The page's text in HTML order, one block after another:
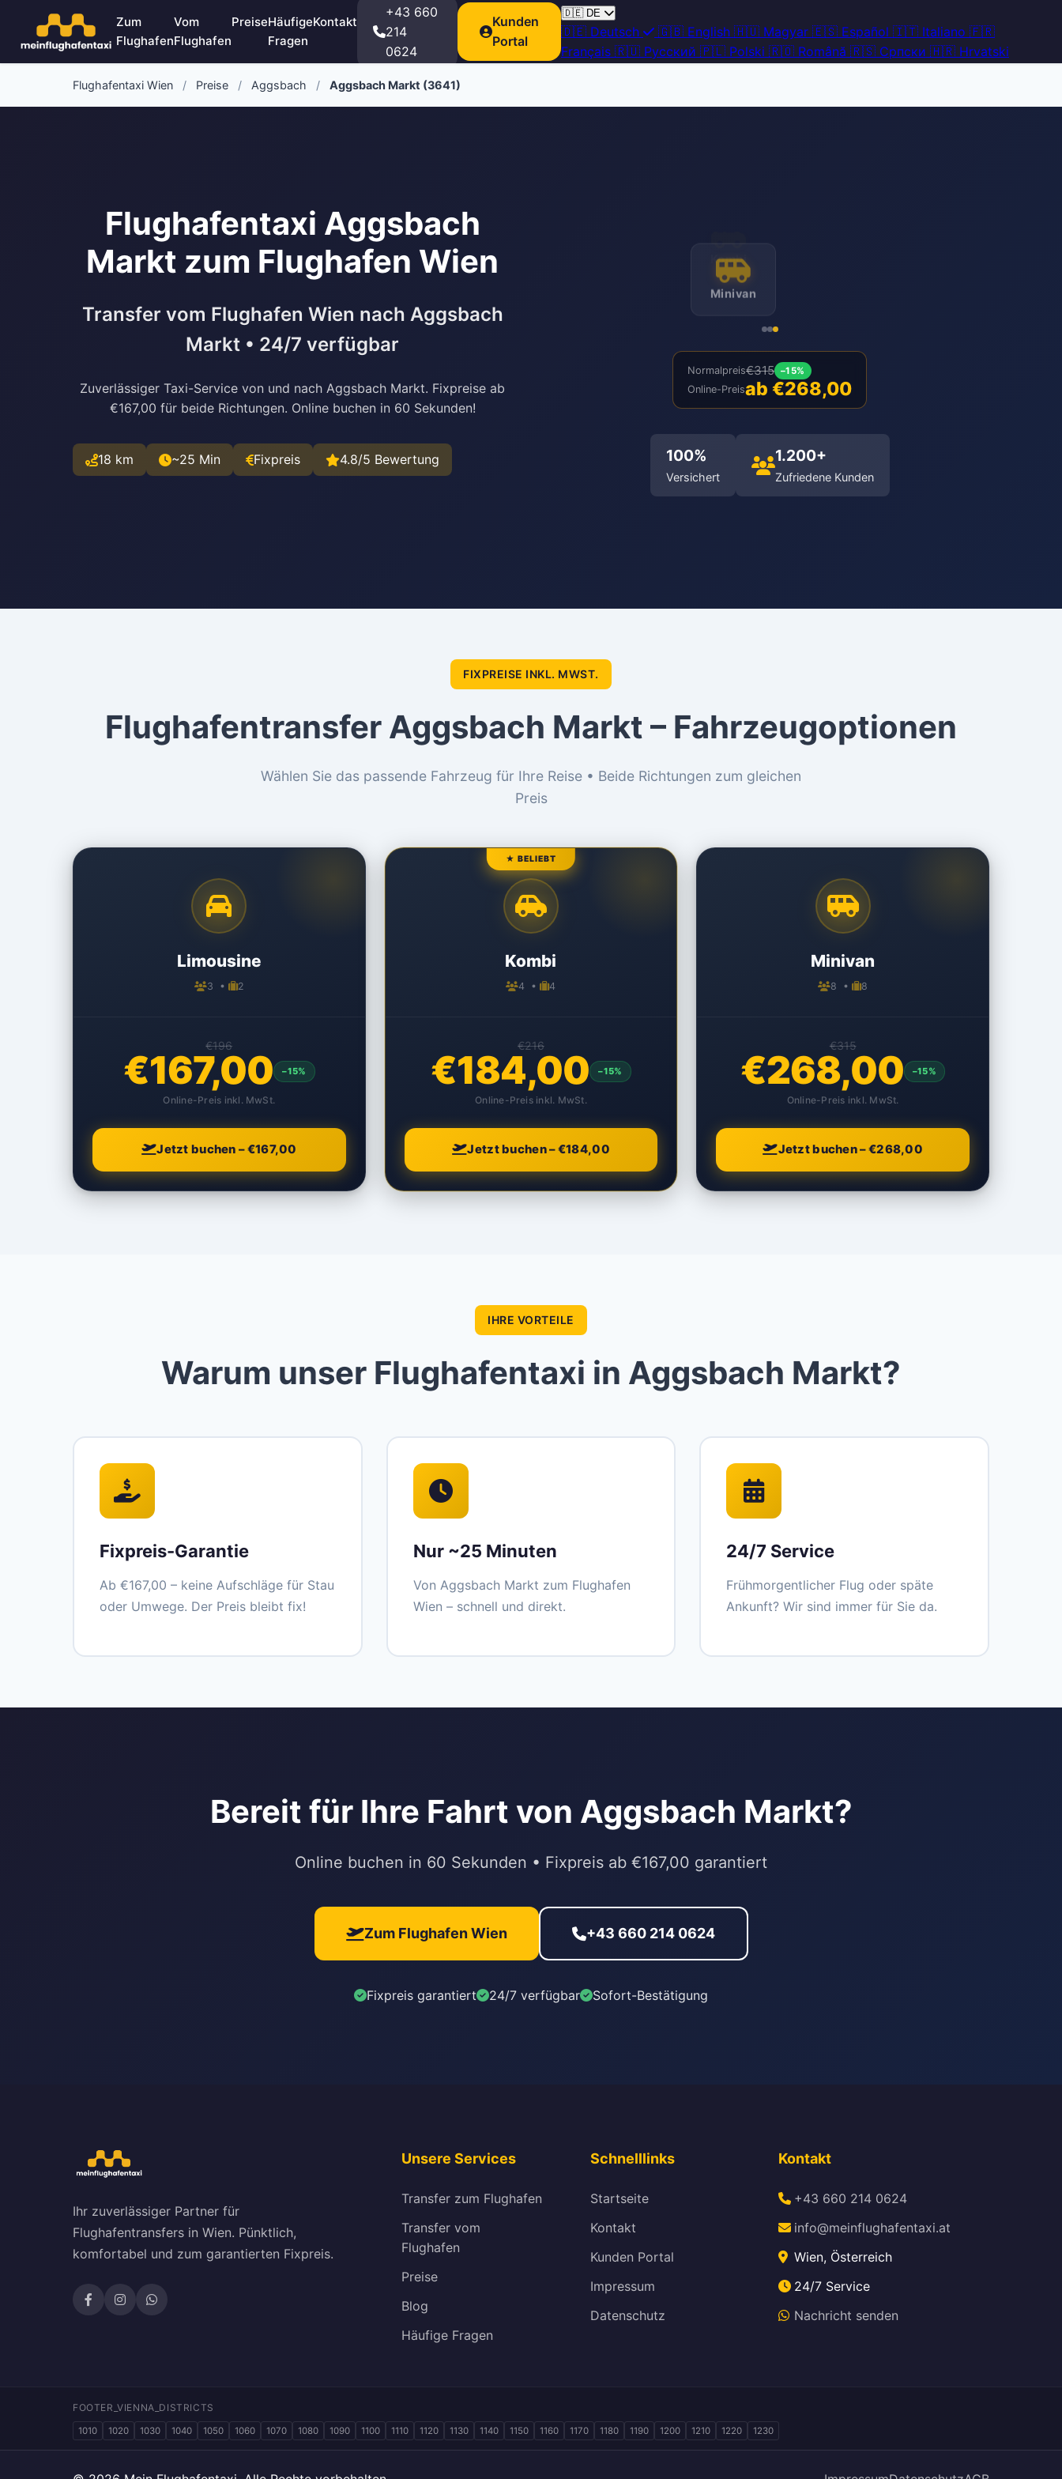
Zum
Flughafen
Vom
Flughafen
PreiseHäufige
Fragen
Kontakt
+43 660
214
0624
Kunden
Portal
🇩🇪 DE
🇩🇪 Deutsch 🇬🇧 English 🇭🇺 Magyar 🇪🇸 Español 🇮🇹 Italiano 🇫🇷
Français 🇷🇺 Русский 🇵🇱 Polski 🇷🇴 Română 🇷🇸 Српски 🇭🇷 Hrvatski
Flughafentaxi Wien / Preise / Aggsbach / Aggsbach Markt (3641)
Flughafentaxi Aggsbach
Markt zum Flughafen Wien
Transfer vom Flughafen Wien nach Aggsbach
Markt • 24/7 verfügbar
Zuverlässiger Taxi-Service von und nach Aggsbach Markt. Fixpreise ab
€167,00 für beide Richtungen. Online buchen in 60 Sekunden!
18 km ~25 Min Fixpreis 4.8/5 Bewertung
Minivan
Normalpreis€315 –15%
Online-Preisab €268,00
100%
Versichert
1.200+
Zufriedene Kunden
FIXPREISE INKL. MWST.
Flughafentransfer Aggsbach Markt – Fahrzeugoptionen
Wählen Sie das passende Fahrzeug für Ihre Reise • Beide Richtungen zum gleichen
Preis
Limousine
3 • 2
€196
€167,00 –15%
Online-Preis inkl. MwSt.
Jetzt buchen – €167,00
★ BELIEBT
Kombi
4 • 4
€216
€184,00 –15%
Online-Preis inkl. MwSt.
Jetzt buchen – €184,00
Minivan
8 • 8
€315
€268,00 –15%
Online-Preis inkl. MwSt.
Jetzt buchen – €268,00
IHRE VORTEILE
Warum unser Flughafentaxi in Aggsbach Markt?
Fixpreis-Garantie
Ab €167,00 – keine Aufschläge für Stau
oder Umwege. Der Preis bleibt fix!
Nur ~25 Minuten
Von Aggsbach Markt zum Flughafen
Wien – schnell und direkt.
24/7 Service
Frühmorgentlicher Flug oder späte
Ankunft? Wir sind immer für Sie da.
Bereit für Ihre Fahrt von Aggsbach Markt?
Online buchen in 60 Sekunden • Fixpreis ab €167,00 garantiert
Zum Flughafen Wien +43 660 214 0624
Fixpreis garantiert 24/7 verfügbar Sofort-Bestätigung
Ihr zuverlässiger Partner für
Flughafentransfers in Wien. Pünktlich,
komfortabel und zum garantierten Fixpreis.
Unsere Services
Transfer zum Flughafen
Transfer vom
Flughafen
Preise
Blog
Häufige Fragen
Schnelllinks
Startseite
Kontakt
Kunden Portal
Impressum
Datenschutz
Kontakt
+43 660 214 0624
info@meinflughafentaxi.at
Wien, Österreich
24/7 Service
Nachricht senden
FOOTER_VIENNA_DISTRICTS
1010 1020 1030 1040 1050 1060 1070 1080 1090 1100 1110 1120 1130 1140 1150 1160 1170 1180 1190 1200 1210 1220 1230